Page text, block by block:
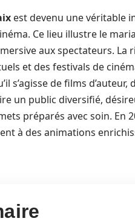
est devenu une véritable
Ce lieu illustre le
aux spectateurs.
et des festivals de
s’agisse de films
un public diversifié,
préparés avec soin. En
à des animations